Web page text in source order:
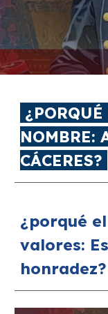
NOMBRE:
CÁCERES?
¿porqué
valores:
honradez?